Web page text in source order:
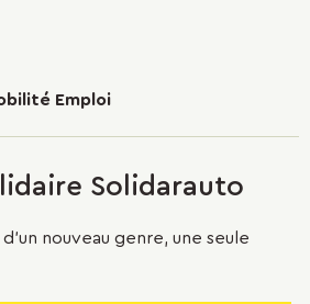
Emploi
Solidarauto
nouveau genre, une seule